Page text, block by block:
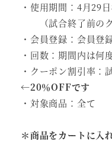
・使用期間：4月29
（試合終了前のク
・会員登録：会員登
・回数：期間内は何
・クーポン割引率：
←20％OFFです
・対象商品：全て
＊商品をカートに入